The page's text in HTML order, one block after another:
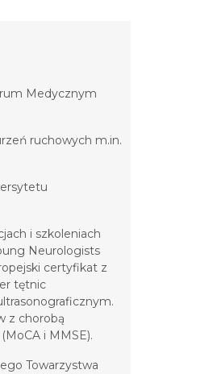
Medycznym
ruchowych m.in.
i szkoleniach
Neurologists
certyfikat z
tętnic
z chorobą
i MMSE).
Towarzystwa